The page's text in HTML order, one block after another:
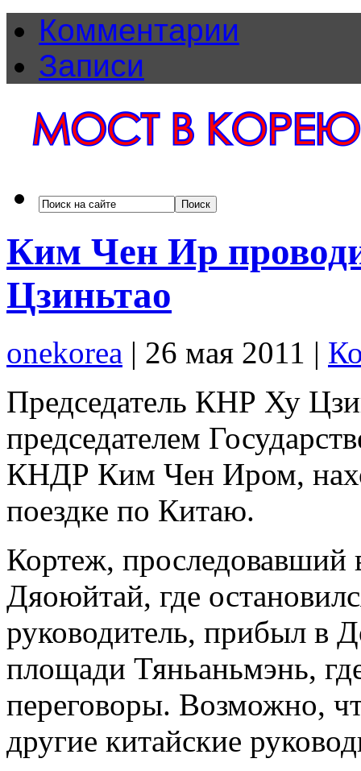
Комментарии
Записи
Ким Чен Ир
Цзиньтао
onekorea | 26 мая 2011 |
Председатель КНР Ху
председателем
КНДР Ким Чен Иром,
поездке по Китаю.
Кортеж, проследовавший
Дяоюйтай, где
руководитель, прибыл в
площади Тяньаньмэнь,
переговоры. Возможно,
другие китайские